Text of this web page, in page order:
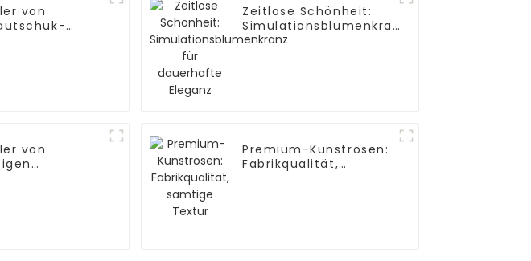
von
Zeitlose Schönheit:
Simulationsblumenkranz
für dauerhafte Eleganz
von
Premium-Kunstrosen:
Fabrikqualität,